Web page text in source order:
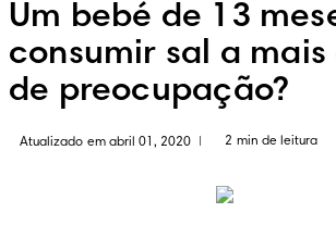
Um bebé de 13
consumir sal a mais
de preocupação?
Atualizado em abril 01, 2020 2 min de leitura